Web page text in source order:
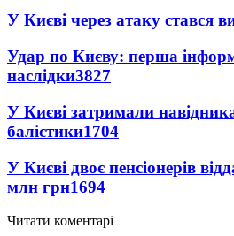
У Києві через атаку стався
Удар по Києву: перша
наслідки3827
У Києві затримали
балістики1704
У Києві двоє пенсіонерів
млн грн1694
Читати коментарі